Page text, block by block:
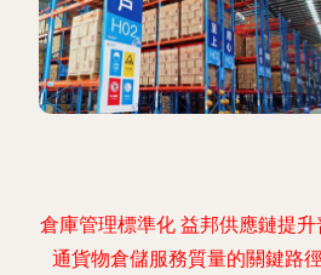
倉庫管理標準化 益邦供應鏈提升
通貨物倉儲服務質量的關鍵路徑